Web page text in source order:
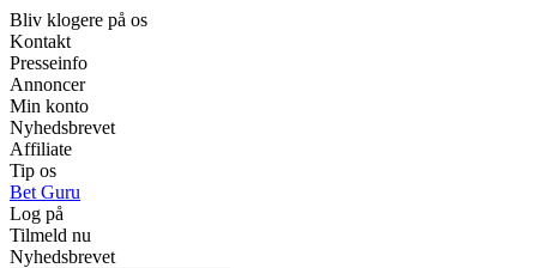
Bliv klogere på os
Kontakt
Presseinfo
Annoncer
Min konto
Nyhedsbrevet
Affiliate
Tip os
Bet Guru
Log på
Tilmeld nu
Nyhedsbrevet